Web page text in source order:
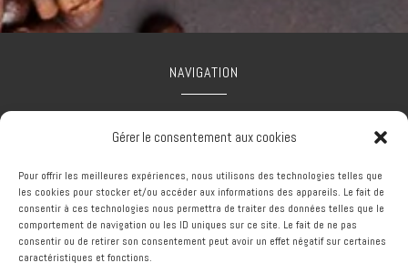
Gérer le consentement aux cookies
Pour offrir les meilleures expériences, nous utilisons des technologies telles que
les cookies pour stocker et/ou accéder aux informations des appareils. Le fait de
consentir à ces technologies nous permettra de traiter des données telles que le
comportement de navigation ou les ID uniques sur ce site. Le fait de ne pas
consentir ou de retirer son consentement peut avoir un effet négatif sur certaines
caractéristiques et fonctions.
NAVIGATION
Accueil Contact
RÉALISATION